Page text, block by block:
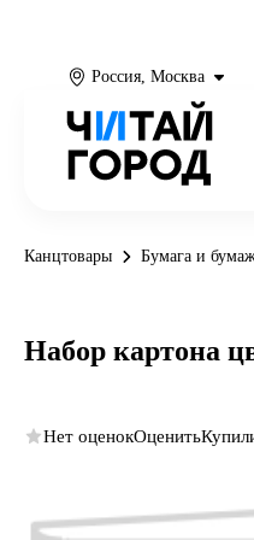
Россия, Москва
Канцтовары Бумага и
Набор картона
Нет оценокОценить